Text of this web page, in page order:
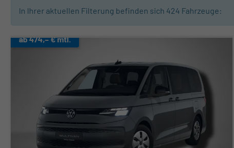
In Ihrer aktuellen Filterung befinden sich 424 Fahrzeuge:
ab 474,– € mtl.